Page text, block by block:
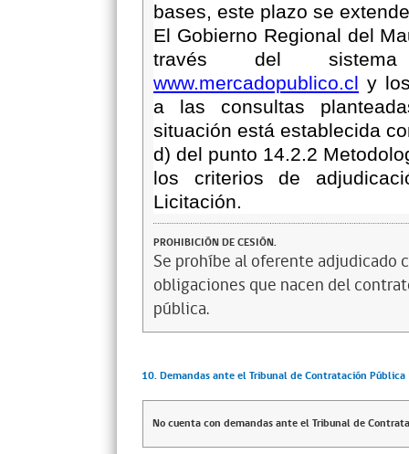
bases, este plazo se
El Gobierno Regional del
través del
www.mercadopublico.cl y
a las consultas
situación está establecida
d) del punto 14.2.2
los criterios de
Licitación.
PROHIBICIÓN DE CESIÓN.
Se prohíbe al oferente adjudicado
obligaciones que nacen del
pública.
10. Demandas ante el Tribunal de Contratación Pública
No cuenta con demandas ante el Tribunal de